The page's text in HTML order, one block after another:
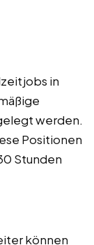
in
werden.
Positionen
Stunden
können